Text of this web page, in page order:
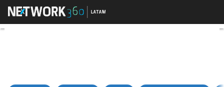
Bogotá vs. ‘gota a gota’: El plan